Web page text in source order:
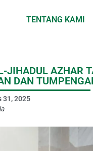
TENTANG KAMI
JIHADUL AZHAR
DAN
31, 2025